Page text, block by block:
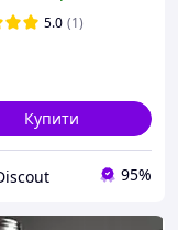
зручний у
стильний
5.0 (1)
Купити
95%